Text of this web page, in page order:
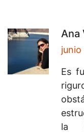
Ana
junio
Es
la